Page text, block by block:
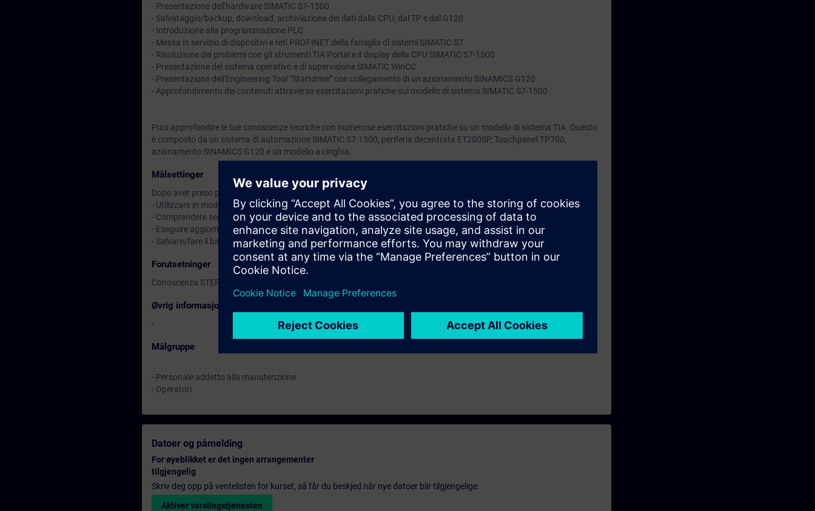
- Presentazione dell'hardware SIMATIC S7-1500
- Salvataggio/backup, download, archiviazione dei dati dalla CPU, dal TP e dal G120
- Introduzione alla programmazione PLC
- Messa in servizio di dispositivi e reti PROFINET della famiglia di sistemi SIMATIC S7
- Risoluzione dei problemi con gli strumenti TIA Portal e il display della CPU SIMATIC S7-1500
- Presentazione del sistema operativo e di supervisione SIMATIC WinCC
- Presentazione dell'Engineering Tool “Startdrive” con collegamento di un azionamento SINAMICS G120
- Approfondimento dei contenuti attraverso esercitazioni pratiche sul modello di sistema SIMATIC S7-1500
Puoi approfondire le tue conoscenze teoriche con numerose esercitazioni pratiche su un modello di sistema TIA. Questo
è composto da un sistema di automazione SIMATIC S7-1500, periferia decentrata ET200SP, Touchpanel TP700,
azionamento SINAMICS G120 e un modello a cinghia.
Målsettinger
Dopo aver preso parte al corso sarai in grado di:
- Utilizzare in modo efficiente la piattaforma di engineering TIA Portal per la risoluzione dei problemi e per i test
- Comprendere semplici programmi STEP 7
- Eseguire aggiornamenti del firmware per i componenti di SIMATIC S7-1500
- Salvare/fare il backup e scaricare i dati della CPU, del pannello HMI e del G120
Forutsetninger
Conoscenza STEP7 pari a ST-SERV1
Øvrig informasjon
-
Målgruppe
- Personale addetto alla manutenzione
- Operatori
Datoer og påmelding
For øyeblikket er det ingen arrangementer
tilgjengelig
Skriv deg opp på ventelisten for kurset, så får du beskjed når nye datoer blir tilgjengelige.
Aktiver varslingstjenesten